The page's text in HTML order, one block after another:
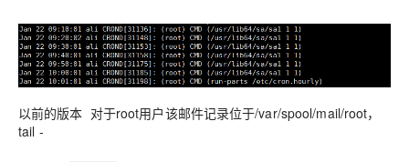
以前的版本 对于root用户该邮件记录位于/var/spool/mail/root，
tail -